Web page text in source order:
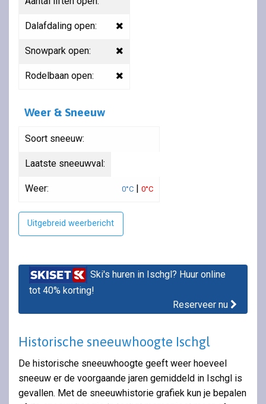
Dalafdaling open:
Snowpark open:
Rodelbaan open:
Weer & Sneeuw
Soort sneeuw:
Laatste sneeuwval:
Weer: 0°C 0°C
Uitgebreid weerbericht
Ski's huren in Ischgl? Huur online
tot 40% korting!
Reserveer nu
Historische sneeuwhoogte Ischgl
De historische sneeuwhoogte geeft weer hoeveel
sneeuw er de voorgaande jaren gemiddeld in Ischgl is
gevallen. Met de sneeuwhistorie grafiek kun je bepalen